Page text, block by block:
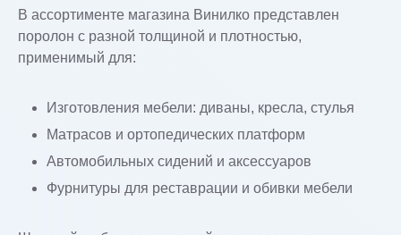
В ассортименте магазина Винилко представлен
поролон с разной толщиной и плотностью,
применимый для:
Изготовления мебели: диваны, кресла, стулья
Матрасов и ортопедических платформ
Автомобильных сидений и аксессуаров
Фурнитуры для реставрации и обивки мебели